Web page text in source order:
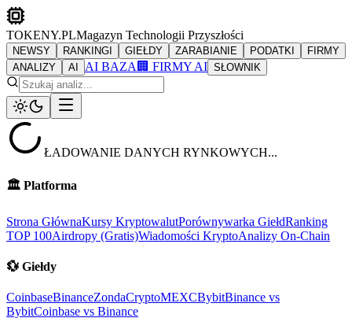
TOKENY.PLMagazyn Technologii Przyszłości
NEWSY RANKINGI GIEŁDY ZARABIANIE PODATKI
FIRMY
ANALIZY
AI AI BAZA 🏢 FIRMY AI SŁOWNIK
ŁADOWANIE DANYCH RYNKOWYCH...
🏛️ Platforma
Strona GłównaKursy KryptowalutPorównywarka GiełdRanking
TOP 100Airdropy (Gratis)Wiadomości KryptoAnalizy On-Chain
💱 Giełdy
CoinbaseBinanceZondaCryptoMEXCBybitBinance vs
BybitCoinbase vs Binance